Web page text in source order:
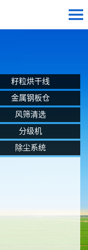
籽粒烘干线
金属钢板仓
风筛清选
分级机
除尘系统